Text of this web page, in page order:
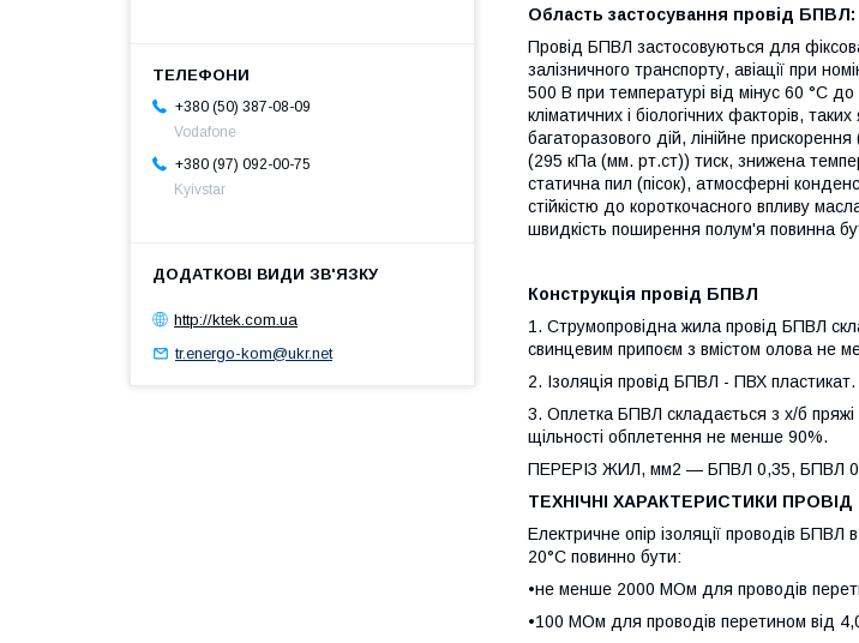
Область застосування провід БПВЛ:
Провід БПВЛ застосовуються для
залізничного транспорту, авіації при
500 В при температурі від мінус 60 °С
кліматичних і біологічних факторів,
багаторазового дій, лінійне
(295 кПа (мм. рт.ст)) тиск, знижена
статична пил (пісок), атмосферні
стійкістю до короткочасного впливу
швидкість поширення полум'я повинна
Конструкція провід БПВЛ
1. Струмопровідна жила провід БПВЛ
свинцевим припоєм з вмістом олова не
2. Ізоляція провід БПВЛ - ПВХ пластикат.
3. Оплетка БПВЛ складається з х/б пряжі
щільності обплетення не менше 90%.
ПЕРЕРІЗ ЖИЛ, мм2 — БПВЛ 0,35, БПВЛ
ТЕХНІЧНІ ХАРАКТЕРИСТИКИ
Електричне опір ізоляції проводів
20°С повинно бути:
•не менше 2000 МОм для проводів
•100 МОм для проводів перетином від
+380 (50) 387-08-09
Vodafone
+380 (97) 092-00-75
Kyivstar
http://ktek.com.ua
tr.energo-kom@ukr.net